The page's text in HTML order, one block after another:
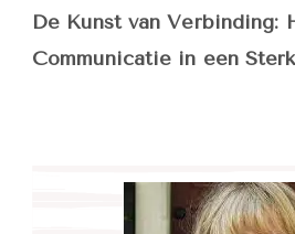
De Kunst van Verbinding:
Communicatie in een